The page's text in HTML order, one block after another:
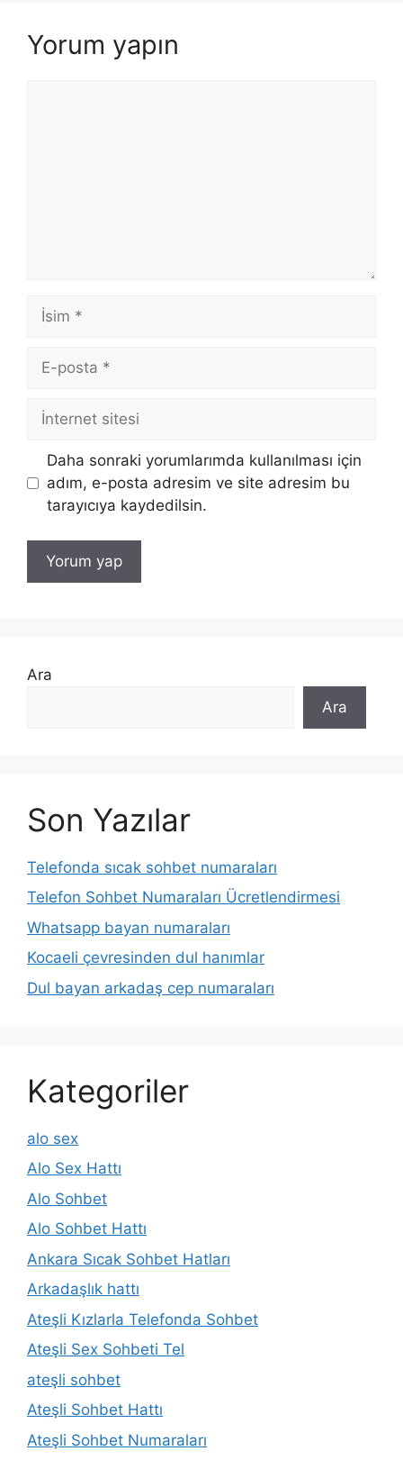
Yorum yapın
İsim
posta
İnternet
Daha sonraki yorumlarımda kullanılması için
adım, e-posta adresim ve site adresim bu
tarayıcıya kaydedilsin.
Ara
Ara
Son Yazılar
Telefonda sıcak sohbet numaraları
Telefon Sohbet Numaraları Ücretlendirmesi
Whatsapp bayan numaraları
Kocaeli çevresinden dul hanımlar
Dul bayan arkadaş cep numaraları
Kategoriler
alo sex
Alo Sex Hattı
Alo Sohbet
Alo Sohbet Hattı
Ankara Sıcak Sohbet Hatları
Arkadaşlık hattı
Ateşli Kızlarla Telefonda Sohbet
Ateşli Sex Sohbeti Tel
ateşli sohbet
Ateşli Sohbet Hattı
Ateşli Sohbet Numaraları